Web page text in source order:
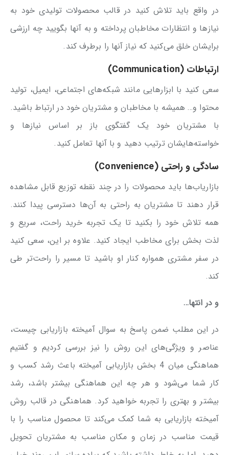
در واقع باید تلاش کنید در قالب محصولات تولیدی خود به
نیازها و انتظارات مخاطبان پرداخته و به آنها بگویید چه ارزشی
برایشان خلق می‌کنید که نیاز آنها را برطرف کند.
ارتباطات (Communication)
سعی کنید با ابزارهایی مانند شبکه‌های اجتماعی، ایمیل، تولید
محتوا و… همیشه با مخاطبان و مشتریان خود در ارتباط باشید.
با مشتریان خود یک گفتگوی باز بر اساس نیازها و
خواسته‌هایشان ترتیب دهید و با آنها تعامل کنید.
سادگی و راحتی (Convenience)
بازاریاب‌ها باید محصولات را در چند نقطه توزیع قابل مشاهده
قرار دهند تا مشتریان به راحتی به آن‌ها دسترسی پیدا کنند.
همه تلاش خود را بکنید تا یک تجربه خرید راحت، سریع و
لذت بخش برای مخاطب ایجاد کنید. علاوه بر این، سعی کنید
در سفر مشتری همواره کنار او باشید تا مسیر را راحت‌تر طی
کند.
و در انتها…
در این مطلب ضمن پاسخ به سوال آمیخته بازاریابی چیست،
عناصر و ویژگی‌های این روش را نیز بررسی کردیم و گفتیم
هماهنگی میان 4 بخش بازاریابی آمیخته باعث رشد کسب و
کار شما می‌شود و هر چه این هماهنگی بیشتر باشد، رشد
بیشتر و بهتری را تجربه خواهید کرد. هماهنگی در قالب روش
آمیخته بازاریابی به شما کمک می‌کند تا محصول مناسب را با
قیمت مناسب در زمان و مکان مناسب به مشتریان تحویل